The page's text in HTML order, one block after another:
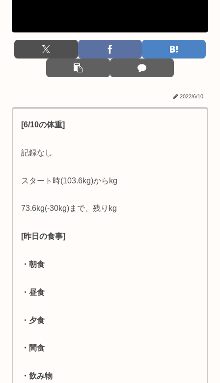
2022/6/10
[6/10の体重]
記録なし
スタート時(103.6kg)からkg
73.6kg(-30kg)まで、残りkg
[昨日の食事]
・朝食
・昼食
・夕食
・間食
・飲み物